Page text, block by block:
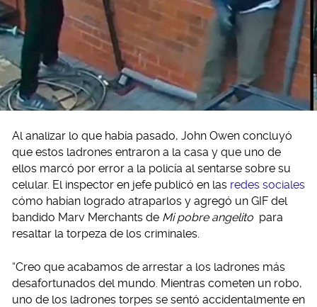
Al analizar lo que había pasado, John Owen concluyó
que estos ladrones entraron a la casa y que uno de
ellos marcó por error a la policía al sentarse sobre su
celular. El inspector en jefe publicó en las redes sociales
cómo habían logrado atraparlos y agregó un GIF del
bandido Marv Merchants de Mi pobre angelito para
resaltar la torpeza de los criminales.
“Creo que acabamos de arrestar a los ladrones más
desafortunados del mundo. Mientras cometen un robo,
uno de los ladrones torpes se sentó accidentalmente en